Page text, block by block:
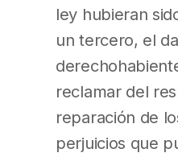
ley hubieran
un tercero, el
reclamar del
reparación de
perjuicios que